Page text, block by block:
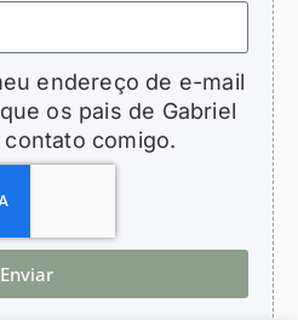
endereço de e-mail
os pais de Gabriel
comigo.
Enviar